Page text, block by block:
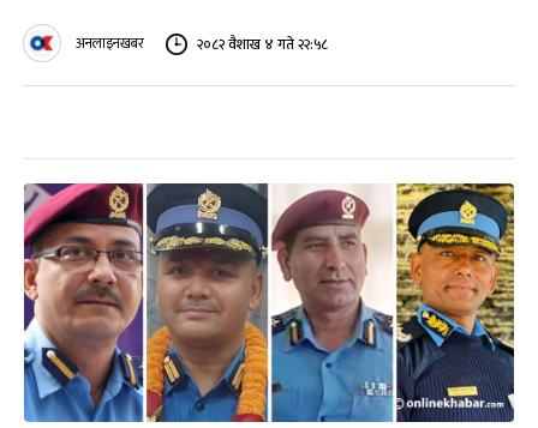
अनलाइनखबर २०८२ वैशाख ४ गते २२:५८